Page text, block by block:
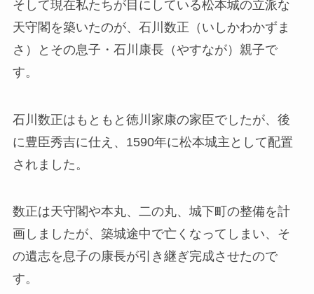
そして現在私たちが目にしている松本城の立派な
天守閣を築いたのが、石川数正（いしかわかずま
さ）とその息子・石川康長（やすなが）親子で
す。
石川数正はもともと徳川家康の家臣でしたが、後
に豊臣秀吉に仕え、1590年に松本城主として配置
されました。
数正は天守閣や本丸、二の丸、城下町の整備を計
画しましたが、築城途中で亡くなってしまい、そ
の遺志を息子の康長が引き継ぎ完成させたので
す。